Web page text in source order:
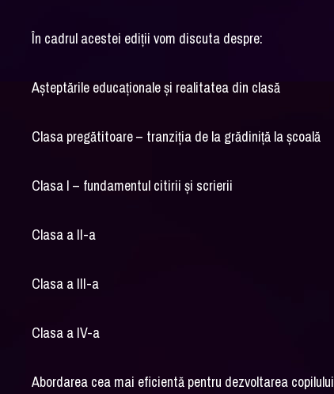
În cadrul acestei ediții vom discuta despre:
Așteptările educaționale și realitatea din clasă
Clasa pregătitoare – tranziția de la grădiniță la școală
Clasa I – fundamentul citirii și scrierii
Clasa a II-a
Clasa a III-a
Clasa a IV-a
Abordarea cea mai eficientă pentru dezvoltarea copilului